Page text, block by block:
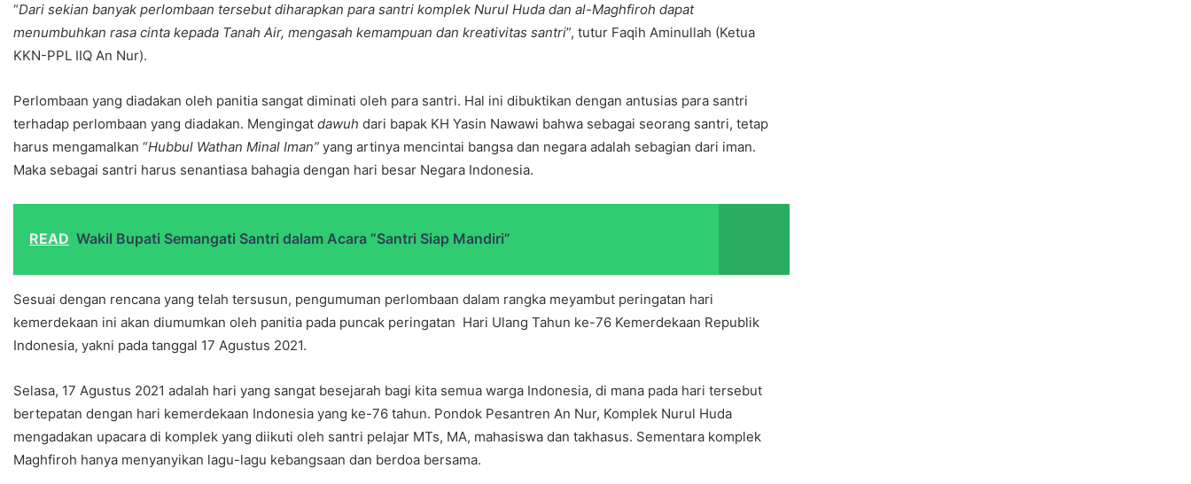
“Dari sekian banyak perlombaan tersebut diharapkan para santri komplek Nurul Huda dan al-Maghfiroh dapat
menumbuhkan rasa cinta kepada Tanah Air, mengasah kemampuan dan kreativitas santri”, tutur Faqih Aminullah (Ketua
KKN-PPL IIQ An Nur).
Perlombaan yang diadakan oleh panitia sangat diminati oleh para santri. Hal ini dibuktikan dengan antusias para santri
terhadap perlombaan yang diadakan. Mengingat dawuh dari bapak KH Yasin Nawawi bahwa sebagai seorang santri, tetap
harus mengamalkan “Hubbul Wathan Minal Iman” yang artinya mencintai bangsa dan negara adalah sebagian dari iman.
Maka sebagai santri harus senantiasa bahagia dengan hari besar Negara Indonesia.
READ Wakil Bupati Semangati Santri dalam Acara “Santri Siap Mandiri”
Sesuai dengan rencana yang telah tersusun, pengumuman perlombaan dalam rangka meyambut peringatan hari
kemerdekaan ini akan diumumkan oleh panitia pada puncak peringatan Hari Ulang Tahun ke-76 Kemerdekaan Republik
Indonesia, yakni pada tanggal 17 Agustus 2021.
Selasa, 17 Agustus 2021 adalah hari yang sangat besejarah bagi kita semua warga Indonesia, di mana pada hari tersebut
bertepatan dengan hari kemerdekaan Indonesia yang ke-76 tahun. Pondok Pesantren An Nur, Komplek Nurul Huda
mengadakan upacara di komplek yang diikuti oleh santri pelajar MTs, MA, mahasiswa dan takhasus. Sementara komplek
Maghfiroh hanya menyanyikan lagu-lagu kebangsaan dan berdoa bersama.